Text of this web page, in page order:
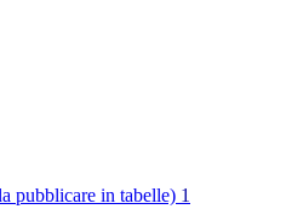
pubblicare in tabelle) 1